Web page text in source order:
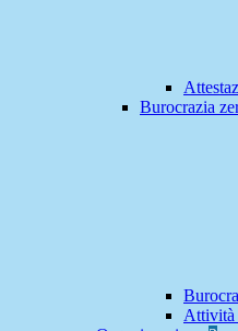
Burocrazia
Attività